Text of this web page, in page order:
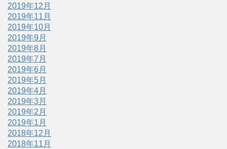
2019年12月
2019年11月
2019年10月
2019年9月
2019年8月
2019年7月
2019年6月
2019年5月
2019年4月
2019年3月
2019年2月
2019年1月
2018年12月
2018年11月